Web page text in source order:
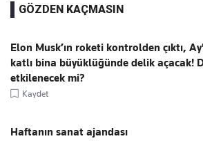
GÖZDEN KAÇMASIN
Elon Musk’ın roketi kontrolden çıktı,
katlı bina büyüklüğünde delik açacak!
etkilenecek mi?
Kaydet
Haftanın sanat ajandası